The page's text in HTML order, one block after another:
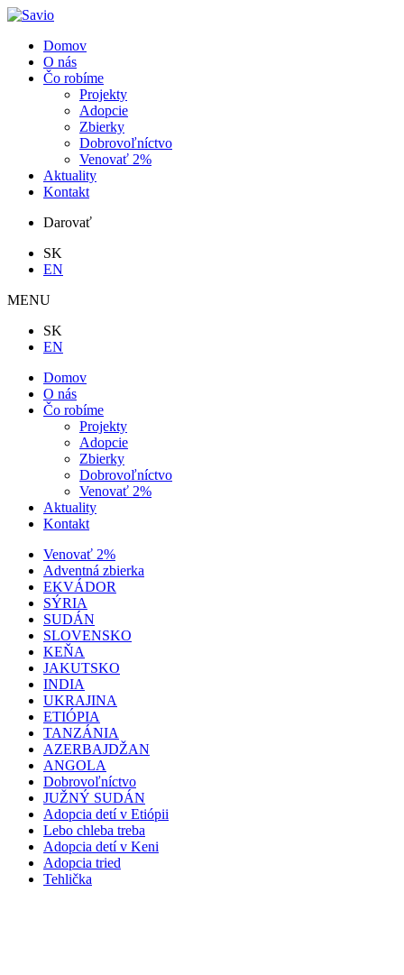
Domov
O nás
Čo robíme
Projekty
Adopcie
Zbierky
Dobrovoľníctvo
Venovať 2%
Aktuality
Kontakt
Darovať
SK
EN
MENU
SK
EN
Domov
O nás
Čo robíme
Projekty
Adopcie
Zbierky
Dobrovoľníctvo
Venovať 2%
Aktuality
Kontakt
Venovať 2%
Adventná zbierka
EKVÁDOR
SÝRIA
SUDÁN
SLOVENSKO
KEŇA
JAKUTSKO
INDIA
UKRAJINA
ETIÓPIA
TANZÁNIA
AZERBAJDŽAN
ANGOLA
Dobrovoľníctvo
JUŽNÝ SUDÁN
Adopcia detí v Etiópii
Lebo chleba treba
Adopcia detí v Keni
Adopcia tried
Tehlička